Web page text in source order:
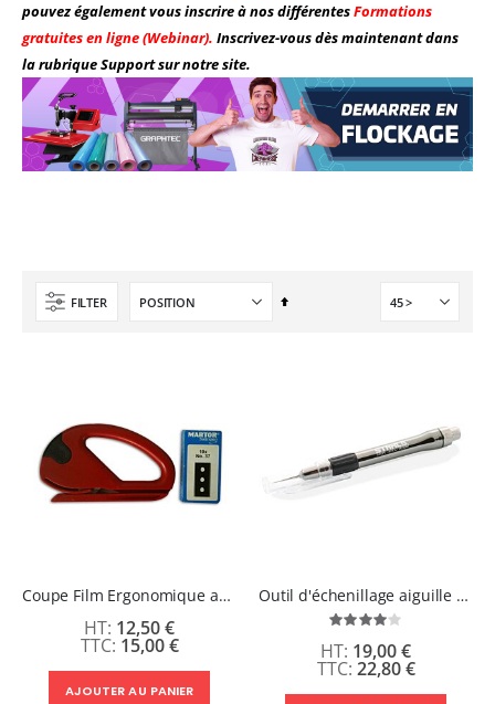
pouvez également vous inscrire à nos différentesFormations
gratuites en ligne (Webinar). Inscrivez-vous dès maintenant dans
la rubrique Support sur notre site.
FILTER
Par
Coupe Film Ergonomique avec 10 lames
15,00 €
12,50 €
AJOUTER AU PANIER
Outil d'échenillage aiguille avec éclairage LED
Évaluation:
22,80 €
19,00 €
Planche de Transfert DTF - Format A3 - 28 x 42 cm - Expédié en 6 heures
9,90 €
8,25 €
À partir de 5,40 €
59,99 €
49,99 €
Imprimante UV LED SureColor SC-V1000 EPSON - Garantie 3 ans